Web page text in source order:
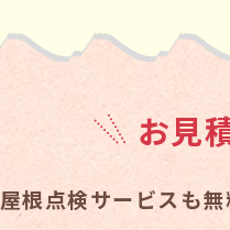
お見
屋根点検サービスも無